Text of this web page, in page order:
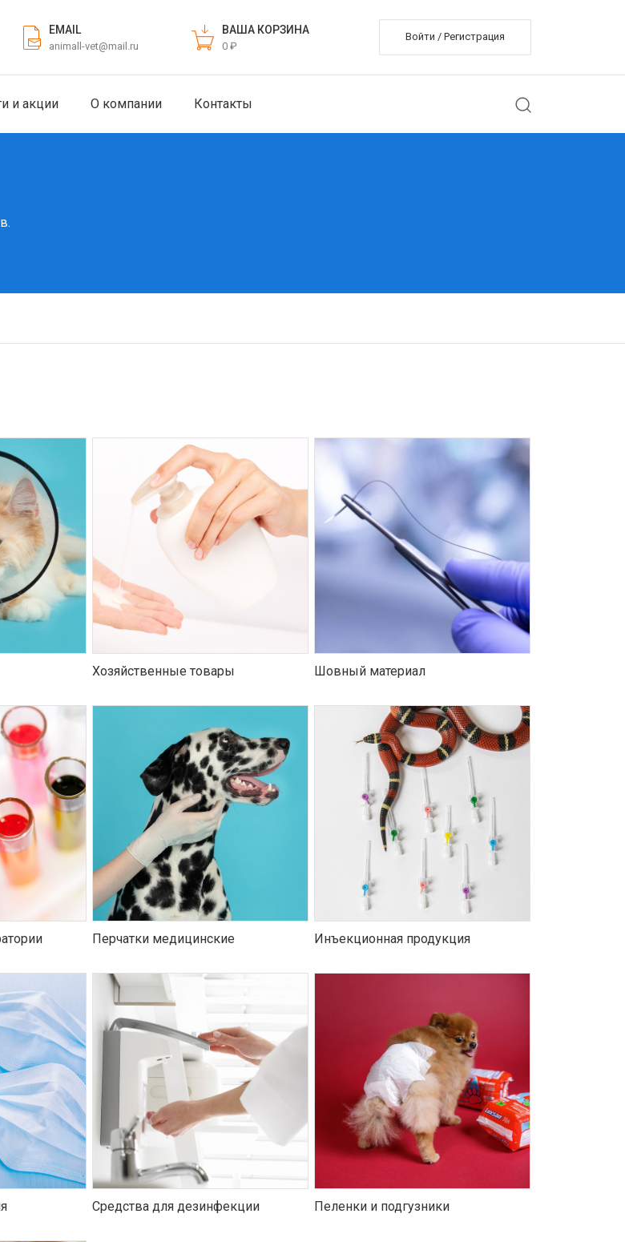
EMAIL
animall-vet@mail.ru
ВАША КОРЗИНА
0 ₽
Войти / Регистрация
и акции О компании Контакты
Хозяйственные товары Шовный материал
Перчатки медицинские Инъекционная продукция
Средства для дезинфекции Пеленки и подгузники